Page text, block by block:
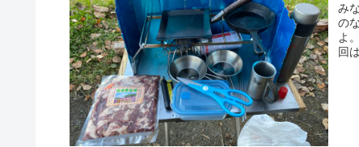
み
の
よ
回